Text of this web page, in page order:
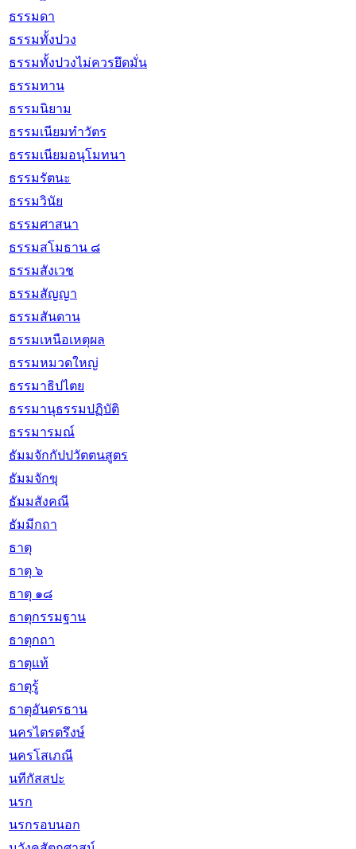
ธรรมดา
ธรรมทั้งปวง
ธรรมทั้งปวงไม่ควรยึดมั่น
ธรรมทาน
ธรรมนิยาม
ธรรมเนียมทำวัตร
ธรรมเนียมอนุโมทนา
ธรรมรัตนะ
ธรรมวินัย
ธรรมศาสนา
ธรรมสโมธาน ๘
ธรรมสังเวช
ธรรมสัญญา
ธรรมสันดาน
ธรรมเหนือเหตุผล
ธรรมหมวดใหญ่
ธรรมาธิปไตย
ธรรมานุธรรมปฏิบัติ
ธรรมารมณ์
ธัมมจักกัปปวัตตนสูตร
ธัมมจักขุ
ธัมมสังคณี
ธัมมีกถา
ธาตุ
ธาตุ ๖
ธาตุ ๑๘
ธาตุกรรมฐาน
ธาตุกถา
ธาตุแท้
ธาตุรู้
ธาตุอันตรธาน
นครไตรตรึงษ์
นครโสเภณี
นทีกัสสปะ
นรก
นรกรอบนอก